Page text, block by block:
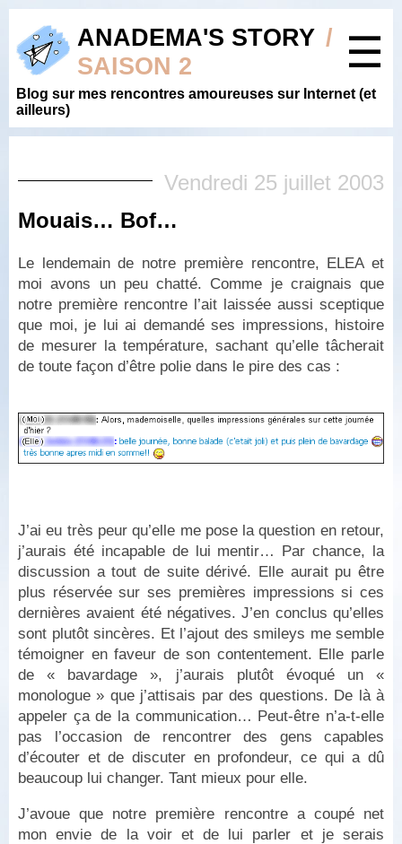
ANADEMA'S STORY /
SAISON 2
☰
Blog sur mes rencontres amoureuses sur Internet (et
ailleurs)
Vendredi 25 juillet 2003
Mouais… Bof…
Le lendemain de notre première rencontre, ELEA et
moi avons un peu chatté. Comme je craignais que
notre première rencontre l’ait laissée aussi sceptique
que moi, je lui ai demandé ses impressions, histoire
de mesurer la température, sachant qu’elle tâcherait
de toute façon d’être polie dans le pire des cas :
J’ai eu très peur qu’elle me pose la question en retour,
j’aurais été incapable de lui mentir… Par chance, la
discussion a tout de suite dérivé. Elle aurait pu être
plus réservée sur ses premières impressions si ces
dernières avaient été négatives. J’en conclus qu’elles
sont plutôt sincères. Et l’ajout des smileys me semble
témoigner en faveur de son contentement. Elle parle
de « bavardage », j’aurais plutôt évoqué un «
monologue » que j’attisais par des questions. De là à
appeler ça de la communication… Peut-être n’a-t-elle
pas l’occasion de rencontrer des gens capables
d’écouter et de discuter en profondeur, ce qui a dû
beaucoup lui changer. Tant mieux pour elle.
J’avoue que notre première rencontre a coupé net
mon envie de la voir et de lui parler et je serais